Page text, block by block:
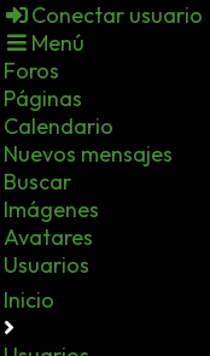
Conectar usuario
Menú
Foros
Páginas
Calendario
Nuevos mensajes
Buscar
Imágenes
Avatares
Usuarios
Inicio